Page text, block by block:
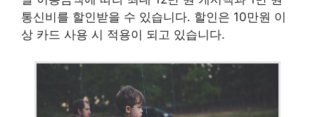
통신비를 할인받을 수 있습니다. 할인은 10만원 이
상 카드 사용 시 적용이 되고 있습니다.